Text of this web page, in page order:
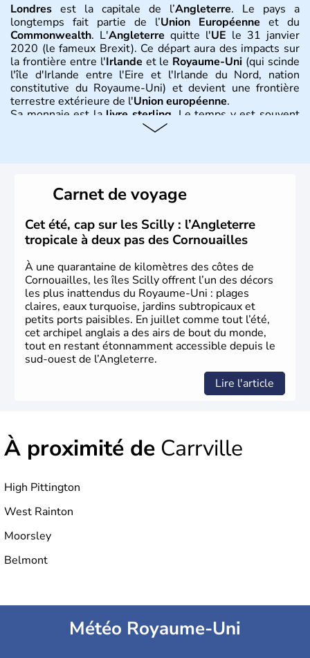
Londres est la capitale de l’Angleterre. Le pays a
longtemps fait partie de l’Union Européenne et du
Commonwealth. L'Angleterre quitte l'UE le 31 janvier
2020 (le fameux Brexit). Ce départ aura des impacts sur
la frontière entre l'Irlande et le Royaume-Uni (qui scinde
l'île d'Irlande entre l'Eire et l'Irlande du Nord, nation
constitutive du Royaume-Uni) et devient une frontière
terrestre extérieure de l'Union européenne.
Sa monnaie est lalivre sterling . Le temps y est souvent
instable avec de nombreuses précipitations : il s’agit d’un
Histoire et administration
L'Angleterre est l’une des quatre nations constitutives du
Royaume-Uni. Elle est peuplée de plus de 50 millions
d’habitants, les Anglais, et constitue à elle seule, près de
84% de la population de l’ensemble. Le pays s’est créé au
Xème siècle et tient son nom desAngles
germanique installé sur ces terres. Première démocratie
parlementaire au monde, elle doit son développement à
l’essor industriel du XIXème siècle.
Carnet de voyage
Cet été, cap sur les Scilly : l’Angleterre
tropicale à deux pas des Cornouailles
À une quarantaine de kilomètres des côtes de
Cornouailles, les îles Scilly offrent l’un des décors
les plus inattendus du Royaume-Uni : plages
claires, eaux turquoise, jardins subtropicaux et
petits ports paisibles. En juillet comme tout l’été,
cet archipel anglais a des airs de bout du monde,
tout en restant étonnamment accessible depuis le
sud-ouest de l’Angleterre.
Lire l'article
À proximité de Carrville
High Pittington
West Rainton
Moorsley
Belmont
Météo Royaume-Uni